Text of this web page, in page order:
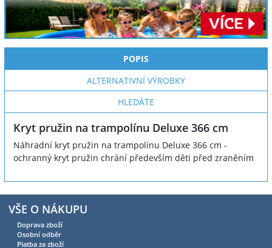
POPIS
ALTERNATIVNÍ VÝROBKY
HLEDÁTE
Kryt pružin na trampolínu Deluxe 366 cm
Náhradní kryt pružin na trampolínu Deluxe 366 cm -
ochranný kryt pružin chrání především děti před zraněním
VŠE O NÁKUPU
Doprava zboží
Osobní odběr
Platba za zboží